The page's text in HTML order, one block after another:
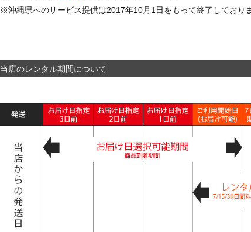
※沖縄県へのサービス提供は2017年10月1日をもって終了しており
当店のレンタル期間について